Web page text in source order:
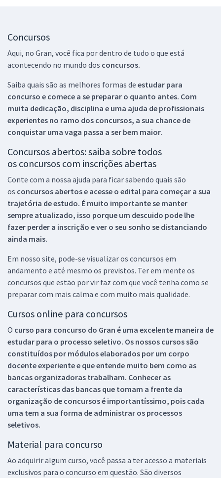
Concursos
Aqui, no Gran, você fica por dentro de tudo o que está
acontecendo no mundo dos concursos.
Saiba quais são as melhores formas de estudar para
concurso e comece a se preparar o quanto antes. Com
muita dedicação, disciplina e uma ajuda de profissionais
experientes no ramo dos concursos, a sua chance de
conquistar uma vaga passa a ser bem maior.
Concursos abertos: saiba sobre todos
os concursos com inscrições abertas
Conte com a nossa ajuda para ficar sabendo quais são
os concursos abertos e acesse o edital para começar a sua
trajetória de estudo. É muito importante se manter
sempre atualizado, isso porque um descuido pode lhe
fazer perder a inscrição e ver o seu sonho se distanciando
ainda mais.
Em nosso site, pode-se visualizar os concursos em
andamento e até mesmo os previstos. Ter em mente os
concursos que estão por vir faz com que você tenha como se
preparar com mais calma e com muito mais qualidade.
Cursos online para concursos
O curso para concurso do Gran é uma excelente maneira de
estudar para o processo seletivo. Os nossos cursos são
constituídos por módulos elaborados por um corpo
docente experiente e que entende muito bem como as
bancas organizadoras trabalham. Conhecer as
características das bancas que tomam a frente da
organização de concursos é importantíssimo, pois cada
uma tem a sua forma de administrar os processos
seletivos.
Material para concurso
Ao adquirir algum curso, você passa a ter acesso a materiais
exclusivos para o concurso em questão. São diversos